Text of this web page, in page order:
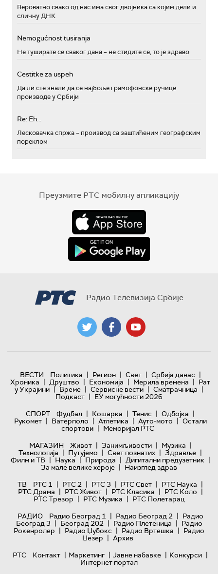
Вероватно свако од нас има свог двојника са којим дели и
сличну ДНК
Nemogućnost tusiranja
Не туширате се сваког дана – не стидите се, то је здраво
Cestitke za uspeh
Да ли сте знали да се најбоље грамофонске ручице
производе у Србији
Re: Eh...
Лесковачка спржа – производ са заштићеним географским
пореклом
Преузмите РТС мобилну апликацију
Радио Телевизија Србије
ВЕСТИ Политика | Регион | Свет | Србија данас |
Хроника | Друштво | Економија | Мерила времена | Рат
у Украјини | Време | Сервисне вести | Сматрачница |
Подкаст | ЕУ могућности 2026
СПОРТ
Фудбал | Кошарка | Тенис | Одбојка |
Рукомет | Ватерполо | Атлетика | Ауто-мото | Остали
спортови | Меморијал РТС
МАГАЗИН
Живот | Занимљивости | Музика |
Технологијa | Путујемо | Свет познатих | Здравље |
Филм и ТВ | Наука | Природа | Дигитални предузетник |
За мале велике хероје | Наизглед здрав
ТВ
РТС 1 | РТС 2 | РТС 3 | РТС Свет | РТС Наука |
РТС Драма | РТС Живот | РТС Класика | РТС Коло |
РТС Трезор | РТС Музика | РТС Полетарац
РАДИО
Радио Београд 1 | Радио Београд 2 | Радио
Београд 3 | Београд 202 | Радио Плетеница | Радио
Рокенролер | Радио Џубокс | Радио Вртешка | Радио
Џезер | Архив
РТС
Контакт | Маркетинг | Јавне набавке | Конкурси |
Интернет портал